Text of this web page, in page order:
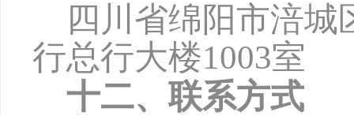
四川省绵阳市涪
行总行大楼1003室
十二、联系方式